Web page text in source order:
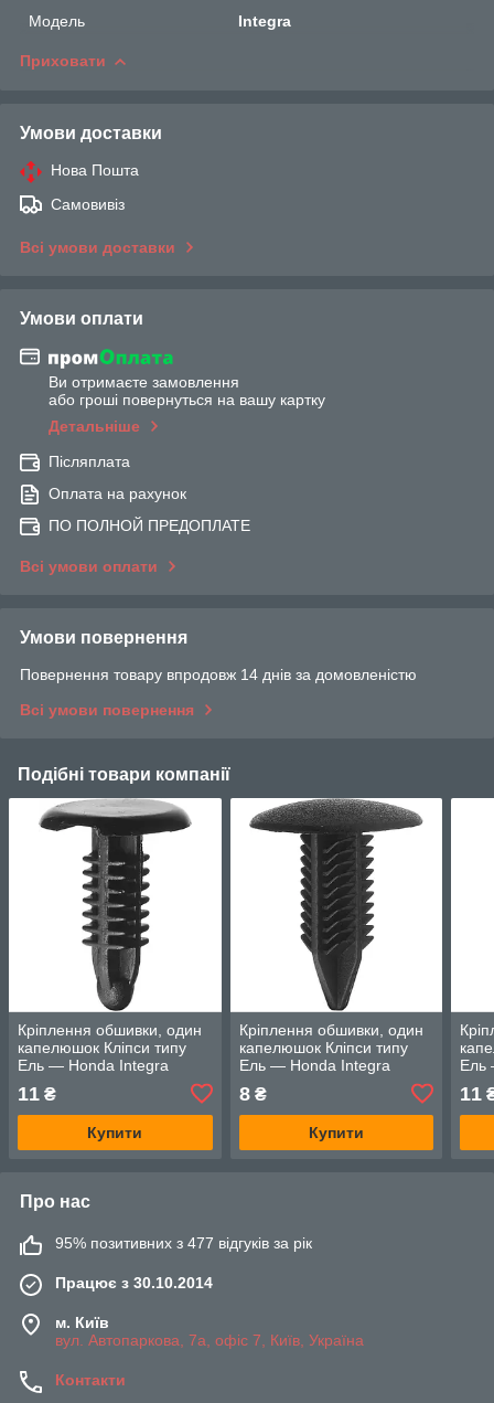
Мoдель
Integra
Приховати
Умови доставки
Нова Пошта
Самовивіз
Всі умови доставки
Умови оплати
Ви отримаєте замовлення
або гроші повернуться на вашу картку
Детальніше
Післяплата
Оплата на рахунок
ПО ПОЛНОЙ ПРЕДОПЛАТЕ
Всі умови оплати
Умови повернення
Повернення товару впродовж 14 днів за домовленістю
Всі умови повернення
Подібні товари компанії
Кріплення обшивки, один
капелюшок Кліпси типу
Ель — Honda Integra
11 ₴
Купити
Кріплення обшивки, один
капелюшок Кліпси типу
Ель — Honda Integra
8₴
Купити
Ель
11
Про нас
95% позитивних з 477 відгуків за рік
Працює з 30.10.2014
м. Київ
вул. Автопаркова, 7а, офіс 7, Київ, Україна
Контакти